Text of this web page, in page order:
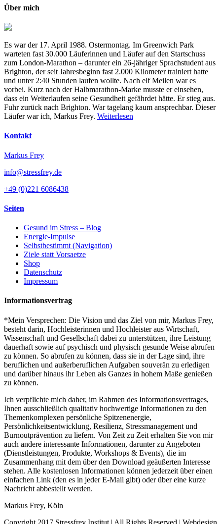
Über mich
Es war der 17. April 1988. Ostermontag. Im Greenwich Park
warteten fast 30.000 Läuferinnen und Läufer auf den Startschuss
zum London-Marathon – darunter ein 26-jähriger Sprachstudent aus
Brighton, der seit Jahresbeginn fast 2.000 Kilometer trainiert hatte
und unter 2:40 Stunden laufen wollte. Nach elf Meilen war es
vorbei. Kurz nach der Halbmarathon-Marke musste er einsehen,
dass ein Weiterlaufen seine Gesundheit gefährdet hätte. Er stieg aus.
Fuhr zurück nach Brighton. War tagelang kaum ansprechbar. Dieser
Läufer war ich, Markus Frey. Weiterlesen
Kontakt
Markus Frey
info@stressfrey.de
+49 (0)221 6086438
Seiten
Gesund im Stress – Blog
Energie-Impulse
Selbstbestimmt (Navigation)
Ziele statt Vorsaetze
Shop
Datenschutz
Impressum
Informationsvertrag
*Mein Versprechen: Die Vision und das Ziel von mir, Markus Frey,
besteht darin, Hochleisterinnen und Hochleister aus Wirtschaft,
Wissenschaft und Gesellschaft dabei zu unterstützen, ihre Leistung
dauerhaft sowie auf psychisch und physisch gesunde Weise abrufen
zu können. So abrufen zu können, dass sie in der Lage sind, ihre
beruflichen und außerberuflichen Aufgaben souverän zu erledigen
und darüber hinaus ihr Leben als Ganzes in hohem Maße genießen
zu können.
Ich verpflichte mich daher, im Rahmen des Informationsvertrages,
Ihnen ausschließlich qualitativ hochwertige Informationen zu den
Themenkomplexen persönliche Spitzenenergie,
Persönlichkeitsentwicklung, Resilienz, Stressmanagement und
Burnoutprävention zu liefern. Von Zeit zu Zeit erhalten Sie von mir
auch andere interessante Informationen, darunter zu Angeboten
(Dienstleistungen, Produkte, Workshops & Events), die im
Zusammenhang mit dem über den Download geäußerten Interesse
stehen. Alle kostenlosen Informationen können jederzeit über einen
einfachen Link (den es in jeder E-Mail gibt) oder über eine kurze
Nachricht abbestellt werden.
Markus Frey, Köln
Copyright 2017 Stressfrey Institut | All Rights Reserved | Webdesign